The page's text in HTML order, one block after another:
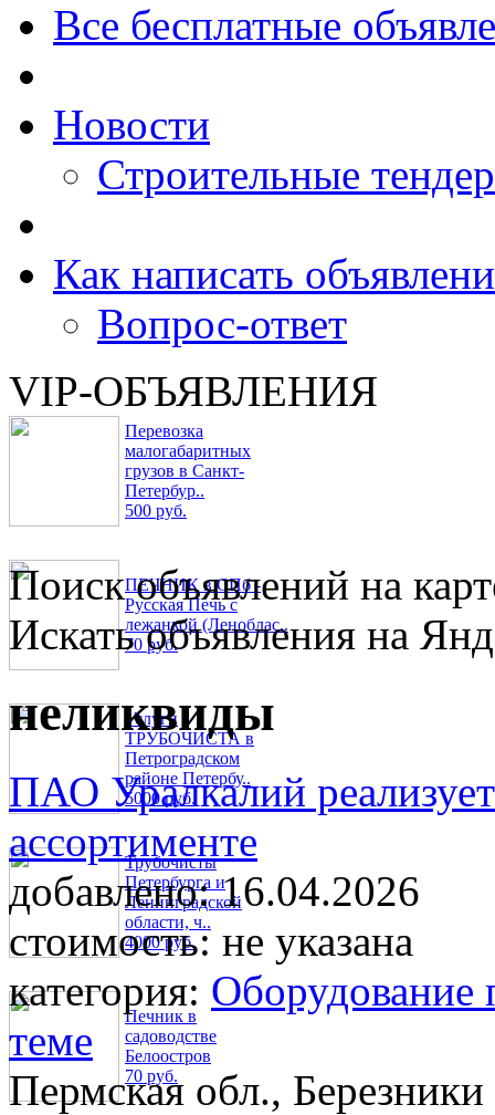
Все бесплатные
Новости
Строительные
Как написать
Вопрос-ответ
VIP-ОБЪЯВЛЕНИЯ
Перевозка
малогабаритных
грузов в Санкт-
Петербур..
500 руб.
ПЕЧНИК в СПб -
Русская Печь с
лежанкой (Леноблас..
70 руб.
Услуги
ТРУБОЧИСТА в
Петроградском
районе Петербу..
5000 руб.
Трубочисты
Петербурга и
Ленинградской
области, ч..
4000 руб.
Печник в
садоводстве
Белоостров
70 руб.
Поиск объявлений на
Искать объявления на
неликвиды
ПАО Уралкалий
ассортименте
добавлено:16.04.2026
стоимость: не указана
категория:
теме
Пермская обл., Березники